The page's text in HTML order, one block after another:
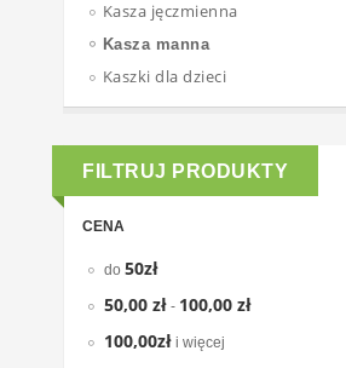
Kasza jęczmienna
Kasza manna
Kaszki dla dzieci
FILTRUJ PRODUKTY
CENA
do 50zł
50,00 zł - 100,00 zł
100,00zł i więcej